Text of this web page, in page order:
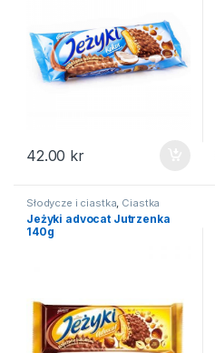
42.00 kr
Słodycze i ciastka Ciastka
Jeżyki advocat Jutrzenka
140g